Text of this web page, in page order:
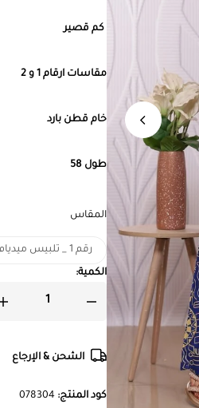
كم قصير
مقاسات ارقام 1 و 2
خام قطن بارد
طول 58
المقاس
رقم 1 _ تلبيس ميديام لارج
الكمية:
الشحن & الإرجاع
كود المنتج: 078304